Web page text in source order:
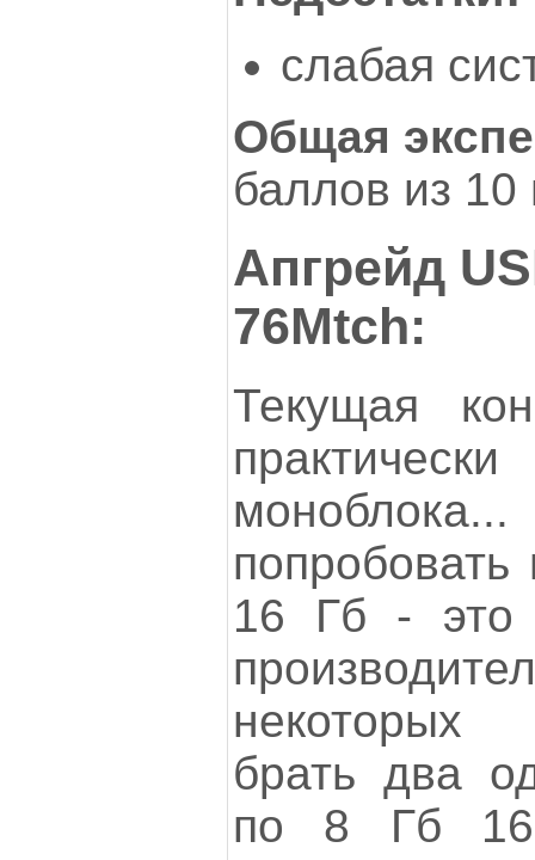
слабая
Общая
баллов из
Апгрейд
76Mtch:
Текущая
16 Гб - это
некоторых
брать два
по 8 Гб